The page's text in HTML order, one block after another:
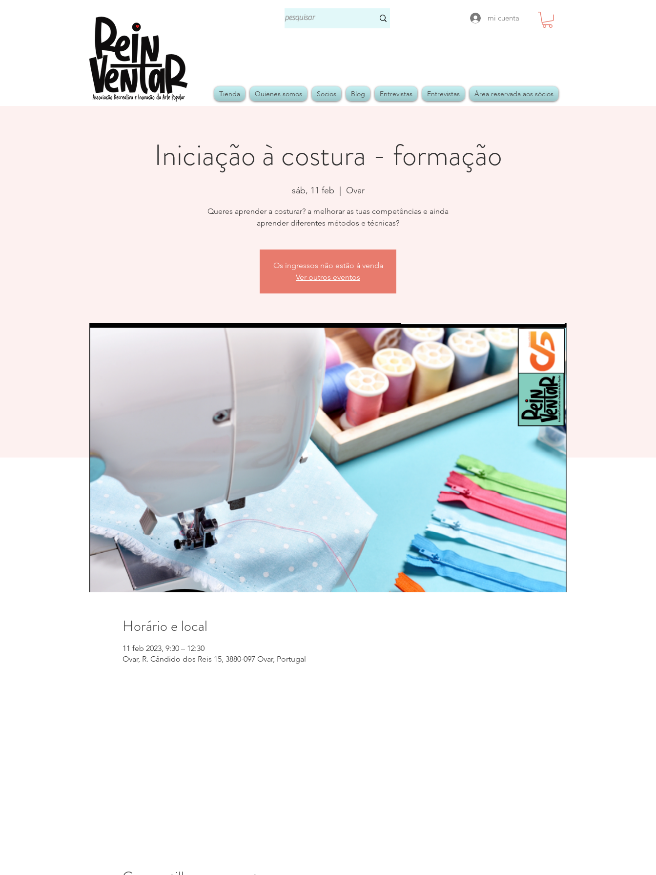
mi cuenta
Tienda Quienes somos Socios Blog Entrevistas Entrevistas Área reservada aos sócios
Iniciação à costura - formação
sáb, 11 feb Ovar
Queres aprender a costurar? a melhorar as tuas competências e ainda
aprender diferentes métodos e técnicas?
Os ingressos não estão à venda
Ver outros eventos
Horário e local
11 feb 2023, 9:30 – 12:30
Ovar, R. Cândido dos Reis 15, 3880-097 Ovar, Portugal